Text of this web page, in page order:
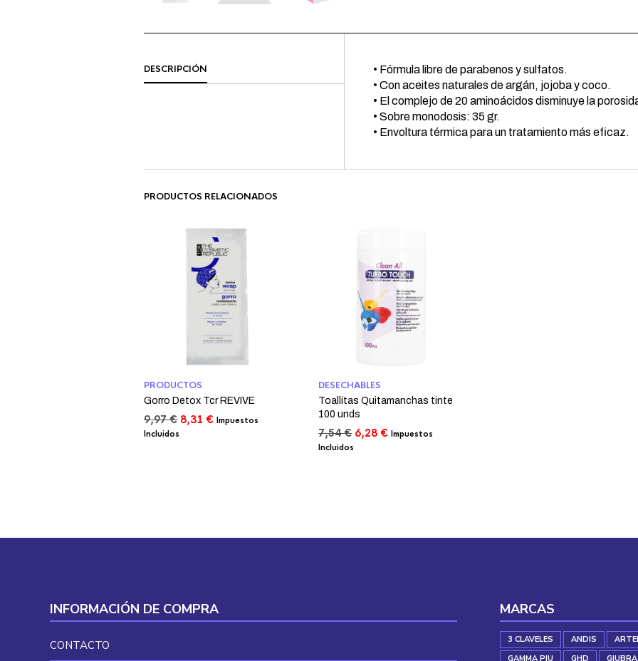
DESCRIPCIÓN
• Fórmula libre de parabenos y sulfatos.
• Con aceites naturales de argán, jojoba y coco.
• El complejo de 20 aminoácidos disminuye la
• Sobre monodosis: 35 gr.
• Envoltura térmica para un tratamiento más eficaz.
PRODUCTOS RELACIONADOS
PRODUCTOS
Gorro Detox Tcr REVIVE
9,97€ El
8,31 €ElImpuestos
Incluidos
DESECHABLES
Toallitas Quitamanchas tinte
100 unds
7,54€ El
6,28 €ElImpuestos
Incluidos
INFORMACIÓN DE COMPRA
CONTACTO
MARCAS
3 CLAVELES ANDIS
GAMMA PIU
GHD GIUBRA